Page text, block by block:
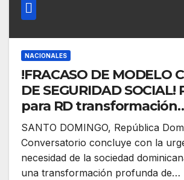
NACIONALES
!FRACASO DE MODELO
DE SEGURIDAD
para RD transformación
estructural profunda de
01 hacia un modelo de
público, solidario, de
definidos, universal,
SANTO DOMINGO, República
Conversatorio concluye con la
necesidad de la sociedad
una transformación profunda de…